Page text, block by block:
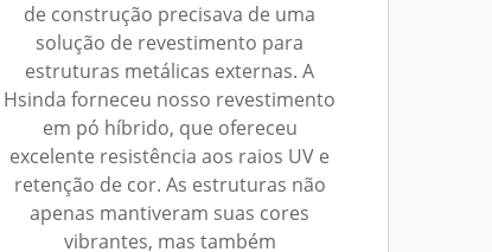
de construção precisava de uma
solução de revestimento para
estruturas metálicas externas. A
Hsinda forneceu nosso revestimento
em pó híbrido, que ofereceu
excelente resistência aos raios UV e
retenção de cor. As estruturas não
apenas mantiveram suas cores
vibrantes, mas também